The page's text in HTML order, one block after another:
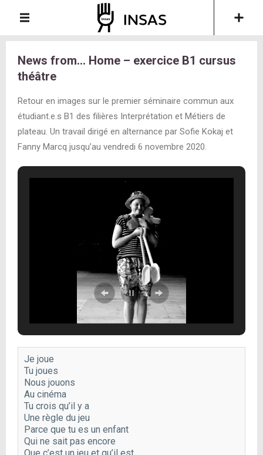
News from… Home – exercice B1 cursus
théâtre
Retour en images sur le premier séminaire commun aux
étudiant.e.s B1 des filières Interprétation et Métiers de
plateau. Un travail dirigé en alternance par Sofie Kokaj et
Fanny Marcq jusqu’au vendredi 6 novembre 2020.
Je joue
Tu joues
Nous jouons
Au cinéma
Tu crois qu’il y a
Une règle du jeu
Parce que tu es un enfant
Qui ne sait pas encore